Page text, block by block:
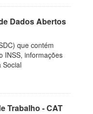
Dados Abertos
que contém
INSS, informações
Social
Trabalho - CAT